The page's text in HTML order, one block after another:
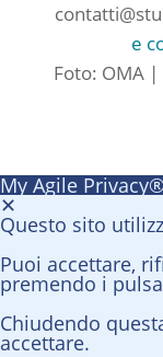
e
Foto: OMA |
My Agile Privacy®
✕
Questo sito
Puoi accettare,
premendo i
Chiudendo
accettare.